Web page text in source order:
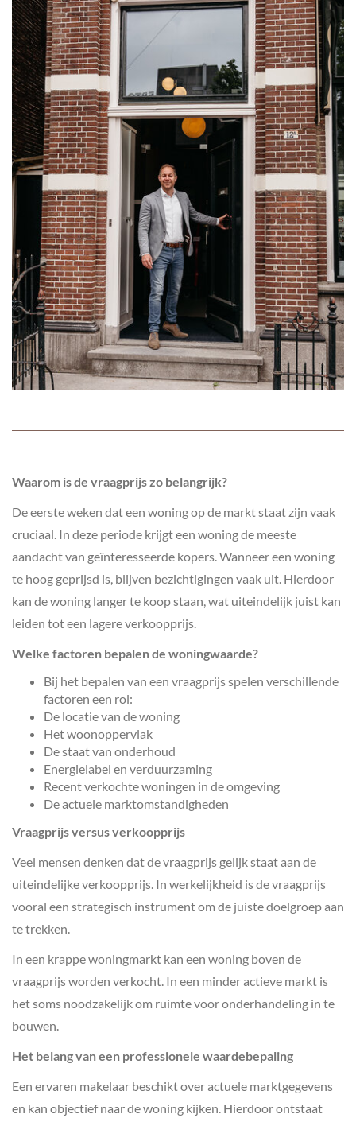
Waarom is de vraagprijs zo belangrijk?
De eerste weken dat een woning op de markt staat zijn vaak
cruciaal. In deze periode krijgt een woning de meeste
aandacht van geïnteresseerde kopers. Wanneer een woning
te hoog geprijsd is, blijven bezichtigingen vaak uit. Hierdoor
kan de woning langer te koop staan, wat uiteindelijk juist kan
leiden tot een lagere verkoopprijs.
Welke factoren bepalen de woningwaarde?
Bij het bepalen van een vraagprijs spelen verschillende
factoren een rol:
De locatie van de woning
Het woonoppervlak
De staat van onderhoud
Energielabel en verduurzaming
Recent verkochte woningen in de omgeving
De actuele marktomstandigheden
Vraagprijs versus verkoopprijs
Veel mensen denken dat de vraagprijs gelijk staat aan de
uiteindelijke verkoopprijs. In werkelijkheid is de vraagprijs
vooral een strategisch instrument om de juiste doelgroep aan
te trekken.
In een krappe woningmarkt kan een woning boven de
vraagprijs worden verkocht. In een minder actieve markt is
het soms noodzakelijk om ruimte voor onderhandeling in te
bouwen.
Het belang van een professionele waardebepaling
Een ervaren makelaar beschikt over actuele marktgegevens
en kan objectief naar de woning kijken. Hierdoor ontstaat